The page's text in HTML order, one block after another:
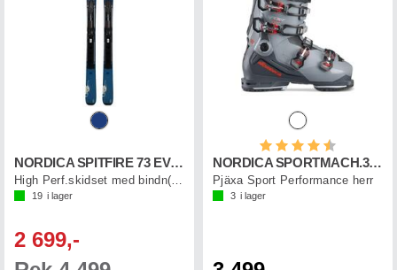
NORDICA SPITFIRE 73 EVO /TP2C 10
19 i lager
2 699,-
Betyg:
NORDICA SPORTMACH.3 90 X GW
Pjäxa Sport Performance herr
3 i lager